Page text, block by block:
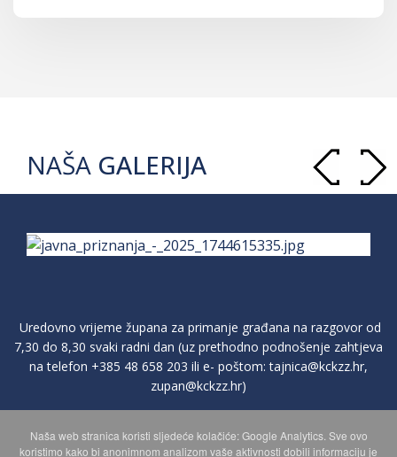
NAŠA GALERIJA
Uredovno vrijeme župana za primanje građana na razgovor od
7,30 do 8,30 svaki radni dan (uz prethodno podnošenje zahtjeva
na telefon +385 48 658 203 ili e- poštom:tajnica@kckzz.hr,
zupan@kckzz.hr)
POLITIKA ZAŠTITE PRIVATNOSTI OSOBNIH PODATAKA
Naša web stranica koristi sljedeće kolačiće: Google Analytics. Sve ovo
koristimo kako bi anonimnom analizom vaše aktivnosti dobili informaciju je